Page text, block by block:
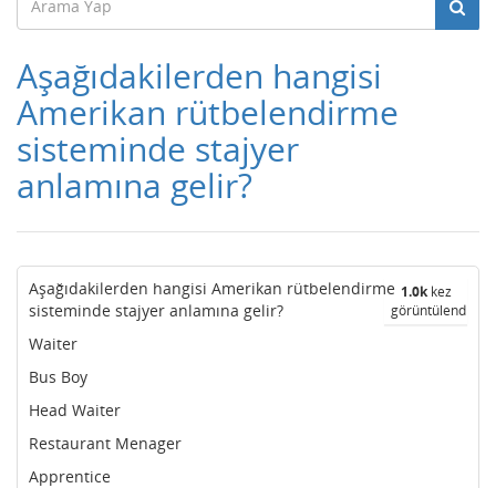
Aşağıdakilerden hangisi
Amerikan rütbelendirme
sisteminde stajyer
anlamına gelir?
1.0kkez
görüntülendi
Aşağıdakilerden hangisi Amerikan rütbelendirme
sisteminde stajyer anlamına gelir?
Waiter
Bus Boy
Head Waiter
Restaurant Menager
Apprentice